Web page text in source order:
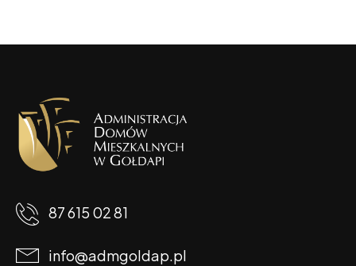
87 615 02 81
info@admgoldap.pl